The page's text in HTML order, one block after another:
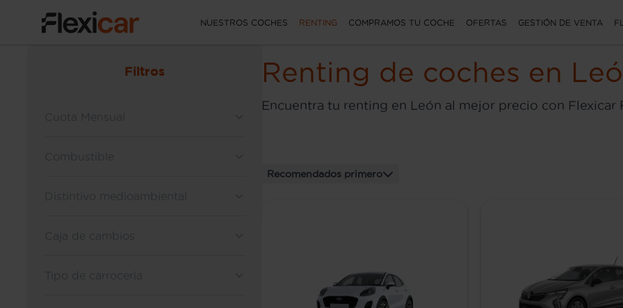
NUESTROS COCHES RENTING COMPRAMOS TU COCHE OFERTAS GESTIÓN DE VENTA
Filtros Renting de coches en
Encuentra tu renting en León al mejor precio con Flexicar
Recomendados primero